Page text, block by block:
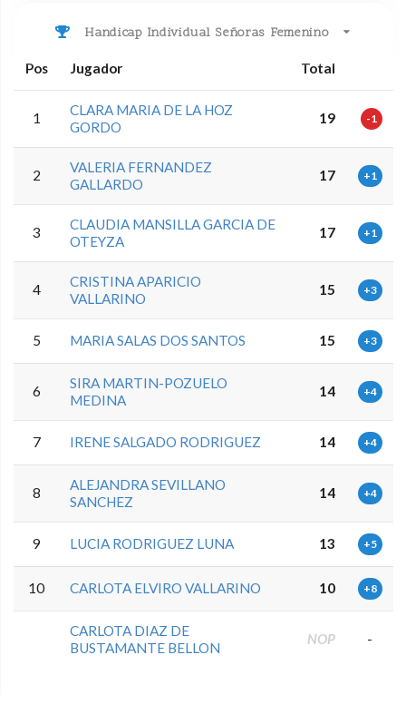
Handicap Individual Señoras Femenino
Pos Jugador Total
1
CLARA MARIA DE LA HOZ
GORDO
19 -1
2
VALERIA FERNANDEZ
GALLARDO
17 +1
3
CLAUDIA MANSILLA GARCIA DE
OTEYZA
17 +1
4
CRISTINA APARICIO
VALLARINO
15 +3
5 MARIA SALAS DOS SANTOS 15 +3
6
SIRA MARTIN-POZUELO
MEDINA
14 +4
7 IRENE SALGADO RODRIGUEZ 14 +4
8
ALEJANDRA SEVILLANO
SANCHEZ
14 +4
9 LUCIA RODRIGUEZ LUNA 13 +5
10 CARLOTA ELVIRO VALLARINO 10 +8
CARLOTA DIAZ DE
BUSTAMANTE BELLON
NOP -